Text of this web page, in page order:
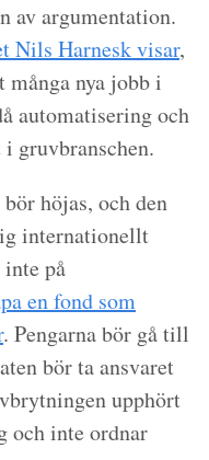
av argumentation.
Nils Harnesk visar,
nya jobb i
automatisering och
gruvbranschen.
höjas, och den
internationellt
på
en fond som
. Pengarna bör gå till
bör ta ansvaret
upphört
och inte ordnar